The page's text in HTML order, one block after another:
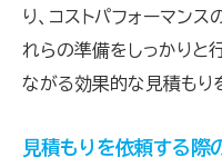
り、コストパフォーマン
れらの準備をしっかりと
ながる効果的な見積もり
見積もりを依頼する際